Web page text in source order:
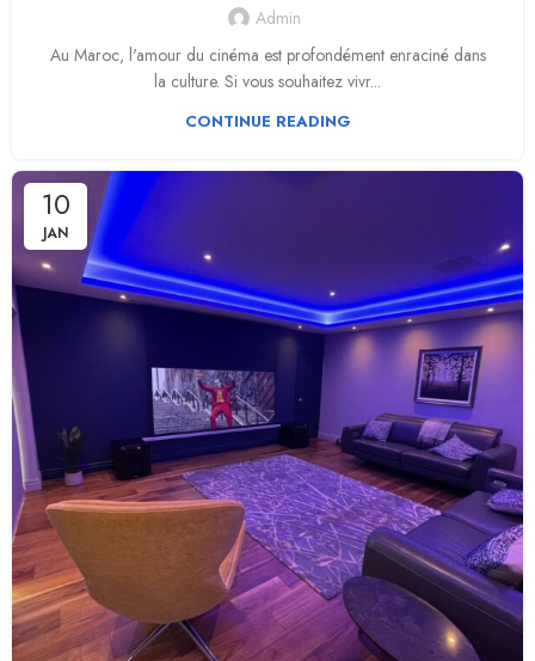
Admin
Au Maroc, l'amour du cinéma est profondément enraciné dans
la culture. Si vous souhaitez vivr...
CONTINUE READING
10
JAN